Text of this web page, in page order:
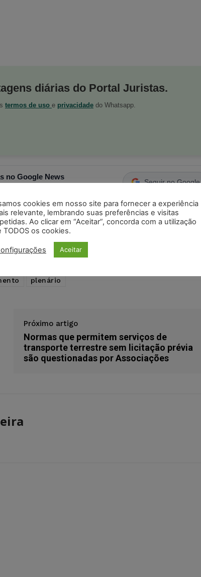
diárias do Portal Juristas.
termos de uso e privacidade do Whatsapp.
no Google News
jurídicas do Brasil
Seguir no Google
Facebook Telegram Pinterest Tumblr
LinkedIn
plenário
Próximo artigo
Normas que permitem serviços de
transporte terrestre sem licitação prévia
são questionadas por Associações
cookies em nosso site para fornecer a experiência
relevante, lembrando suas preferências e visitas
Ao clicar em “Aceitar”, concorda com a utilização
TODOS os cookies.
Aceitar